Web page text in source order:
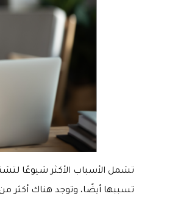
تشمل الأسباب الأكثر شيوعًا